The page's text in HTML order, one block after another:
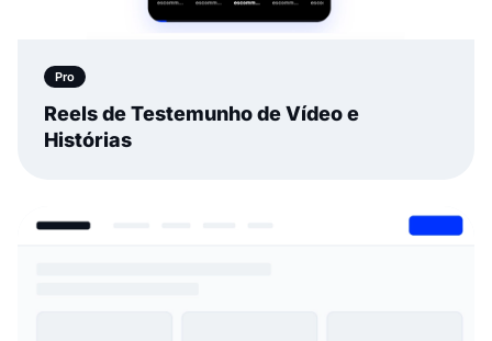
Pro
Reels de Testemunho de Vídeo e
Histórias